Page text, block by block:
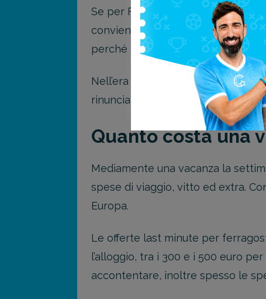
Se per Ferragosto avete in mente
conviene ricorrere al lat minute.
perché oltre all’alloggio, dovete
Nell’era del web e dei social
rinunciare a trascorrere una
Quanto costa una
Mediamente una vacanza la
spese di viaggio, vitto ed extra.
Europa.
Le offerte last minute per
l’alloggio, tra i 300 e i 500 euro
accontentare, inoltre spesso le